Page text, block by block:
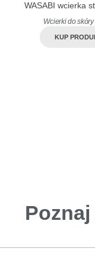
WASABI wcierka
Wcierki do skóry
KUP